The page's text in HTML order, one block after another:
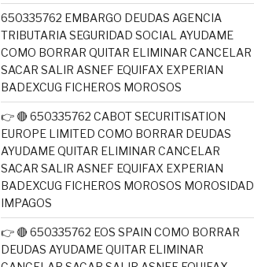
650335762 EMBARGO DEUDAS AGENCIA
TRIBUTARIA SEGURIDAD SOCIAL AYUDAME
COMO BORRAR QUITAR ELIMINAR CANCELAR
SACAR SALIR ASNEF EQUIFAX EXPERIAN
BADEXCUG FICHEROS MOROSOS
👉 🔴 650335762 CABOT SECURITISATION
EUROPE LIMITED COMO BORRAR DEUDAS
AYUDAME QUITAR ELIMINAR CANCELAR
SACAR SALIR ASNEF EQUIFAX EXPERIAN
BADEXCUG FICHEROS MOROSOS MOROSIDAD
IMPAGOS
👉 🔴 650335762 EOS SPAIN COMO BORRAR
DEUDAS AYUDAME QUITAR ELIMINAR